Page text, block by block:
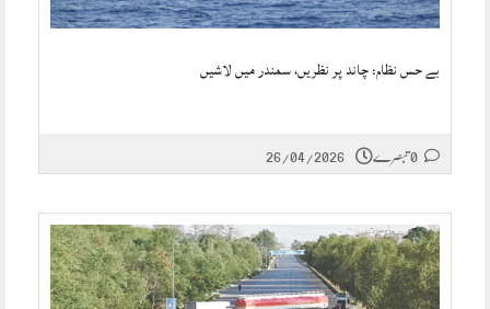
بے حس نظام: چاند پر نظریں، سمندر میں لاشیں
26/04/2026